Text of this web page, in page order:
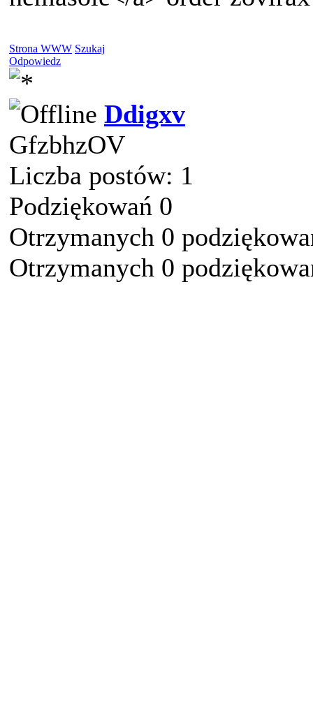
Strona WWW Szukaj
Odpowiedz
Ddigxv
GfzbhzOV
Liczba postów: 1
Podziękowań 0
Otrzymanych 0
Otrzymanych 0